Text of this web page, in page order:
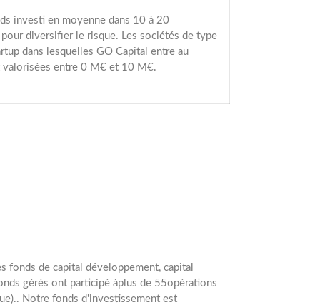
investi en moyenne dans 10 à 20
diversifier le risque. Les sociétés de type
dans lesquelles GO Capital entre au
valorisées entre 0 M€ et 10 M€.
fonds de capital développement, capital
gérés ont participé àplus de 55opérations
Notre fonds d'investissement est